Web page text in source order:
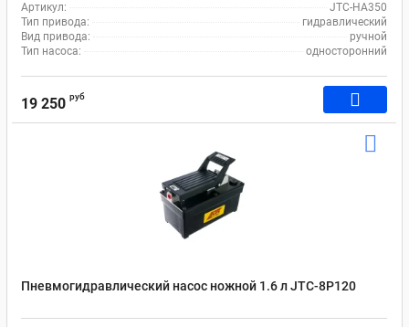
Артикул:
JTC-HA350
Тип привода:
гидравлический
Вид привода:
ручной
Тип насоса:
односторонний
19 250 руб
Пневмогидравлический насос ножной 1.6 л JTC-8P120